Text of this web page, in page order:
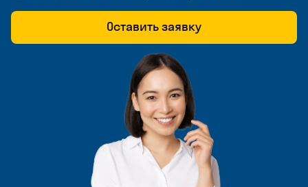
Оставить заявку